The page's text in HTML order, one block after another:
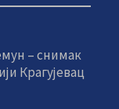
– снимак
Крагујевац